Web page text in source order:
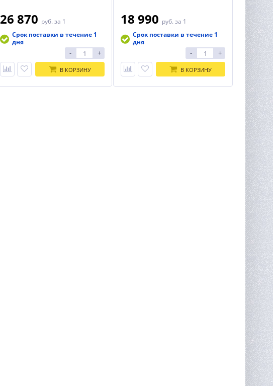
26 870 руб. за 1
Срок поставки в течение 1
дня
- +
В КОРЗИНУ
18 990 руб. за 1
Срок поставки в течение 1
дня
- +
В КОРЗИНУ